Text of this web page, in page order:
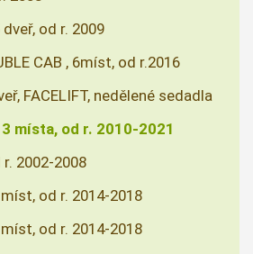
od r. 2009
CAB , 6míst, od r.2016
FACELIFT, nedělené sedadla
3 místa, od r. 2010-2021
2002-2008
od r. 2014-2018
od r. 2014-2018